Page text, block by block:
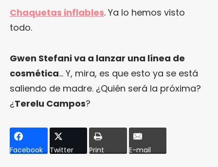
Chaquetas inflables. Ya lo hemos visto
todo.
Gwen Stefani va a lanzar una línea de
cosmética… Y, mira, es que esto ya se está
saliendo de madre. ¿Quién será la próxima?
¿Terelu Campos?
Facebook Twitter Print E-mail